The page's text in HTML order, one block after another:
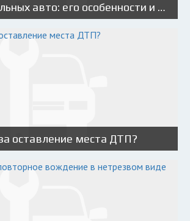
Выкуп тотальных авто: его особенности и как не стать жертвой мошенников
оставление места ДТП?